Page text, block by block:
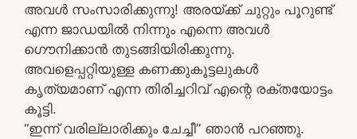
അവള്‍ സംസാരിക്കുന്നു! അരയ്ക്ക് ചുറ്റും പൂറുണ്ട്
എന്ന ജാഡയില്‍ നിന്നും എന്നെ അവള്‍
ഗൌനിക്കാന്‍ തുടങ്ങിയിരിക്കുന്നു.
അവളെപ്പറ്റിയുള്ള കണക്കുകൂട്ടലുകള്‍
കൃത്യമാണ് എന്ന തിരിച്ചറിവ് എന്റെ രക്തയോട്ടം
കൂട്ടി.
“ഇന്ന് വരില്ലാരിക്കും ചേച്ചീ” ഞാന്‍ പറഞ്ഞു.